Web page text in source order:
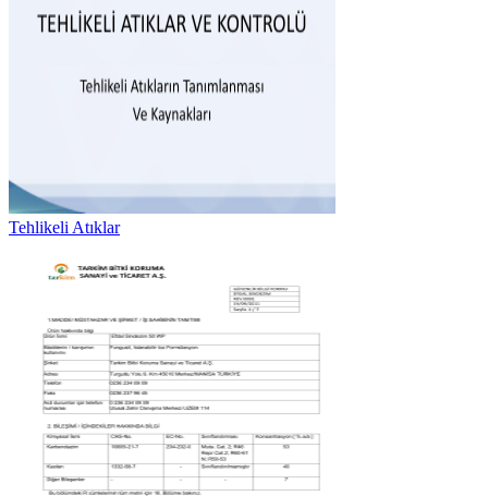
Tehlikeli Atıklar